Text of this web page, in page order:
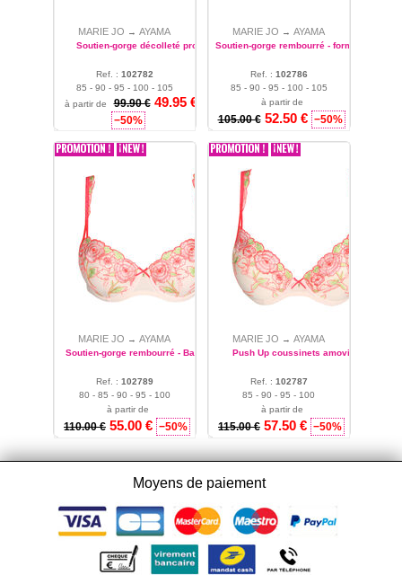
MARIE JO → AYAMA
Soutien-gorge décolleté profond
Ref. : 102782
85 - 90 - 95 - 100 - 105
à partir de
99.90 € 49.95 €
−50%
MARIE JO → AYAMA
Soutien-gorge rembourré - forme coeur
Ref. : 102786
85 - 90 - 95 - 100 - 105
à partir de
105.00 € 52.50 € −50%
MARIE JO → AYAMA
Soutien-gorge rembourré - Balconnet
Ref. : 102789
80 - 85 - 90 - 95 - 100
à partir de
110.00 € 55.00 € −50%
MARIE JO → AYAMA
Push Up coussinets amovibles
Ref. : 102787
85 - 90 - 95 - 100
à partir de
115.00 € 57.50 € −50%
Moyens de paiement